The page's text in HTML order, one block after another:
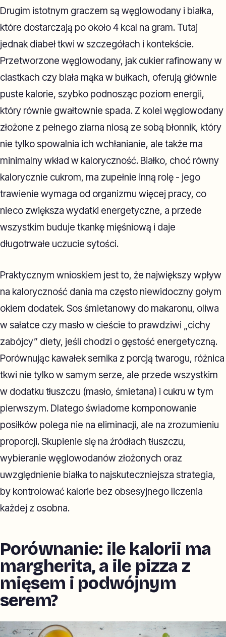
Drugim istotnym graczem są węglowodany i białka,
które dostarczają po około 4 kcal na gram. Tutaj
jednak diabeł tkwi w szczegółach i kontekście.
Przetworzone węglowodany, jak cukier rafinowany w
ciastkach czy biała mąka w bułkach, oferują głównie
puste kalorie, szybko podnosząc poziom energii,
który równie gwałtownie spada. Z kolei węglowodany
złożone z pełnego ziarna niosą ze sobą błonnik, który
nie tylko spowalnia ich wchłanianie, ale także ma
minimalny wkład w kaloryczność. Białko, choć równy
kalorycznie cukrom, ma zupełnie inną rolę - jego
trawienie wymaga od organizmu więcej pracy, co
nieco zwiększa wydatki energetyczne, a przede
wszystkim buduje tkankę mięśniową i daje
długotrwałe uczucie sytości.
Praktycznym wnioskiem jest to, że największy wpływ
na kaloryczność dania ma często niewidoczny gołym
okiem dodatek. Sos śmietanowy do makaronu, oliwa
w sałatce czy masło w cieście to prawdziwi „cichy
zabójcy” diety, jeśli chodzi o gęstość energetyczną.
Porównując kawałek sernika z porcją twarogu, różnica
tkwi nie tylko w samym serze, ale przede wszystkim
w dodatku tłuszczu (masło, śmietana) i cukru w tym
pierwszym. Dlatego świadome komponowanie
posiłków polega nie na eliminacji, ale na zrozumieniu
proporcji. Skupienie się na źródłach tłuszczu,
wybieranie węglowodanów złożonych oraz
uwzględnienie białka to najskuteczniejsza strategia,
by kontrolować kalorie bez obsesyjnego liczenia
każdej z osobna.
Porównanie: ile kalorii ma
margherita, a ile pizza z
mięsem i podwójnym
serem?